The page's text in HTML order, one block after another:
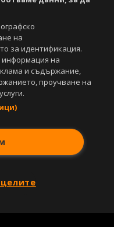
на
за идентификация.
на
и съдържание,
проучване на